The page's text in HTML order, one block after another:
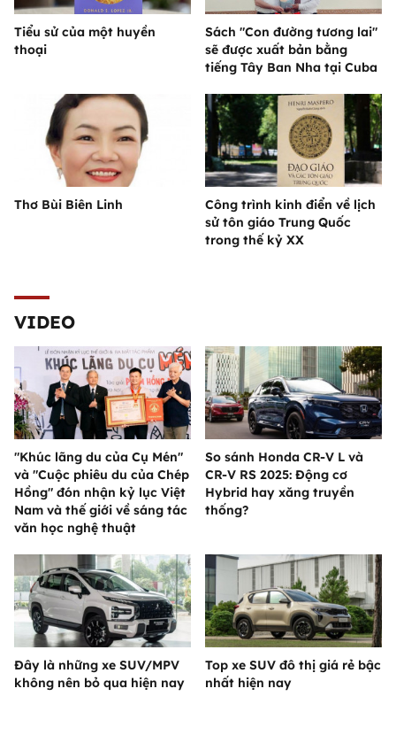
Tiểu sử của một huyền
thoại
Sách "Con đường tương lai"
sẽ được xuất bản bằng
tiếng Tây Ban Nha tại Cuba
Thơ Bùi Biên Linh
Công trình kinh điển về lịch
sử tôn giáo Trung Quốc
trong thế kỷ XX
VIDEO
"Khúc lãng du của Cụ Mén"
và "Cuộc phiêu du của Chép
Hồng" đón nhận kỷ lục Việt
Nam và thế giới về sáng tác
văn học nghệ thuật
So sánh Honda CR-V L và
CR-V RS 2025: Động cơ
Hybrid hay xăng truyền
thống?
Đây là những xe SUV/MPV
không nên bỏ qua hiện nay
Top xe SUV đô thị giá rẻ bậc
nhất hiện nay